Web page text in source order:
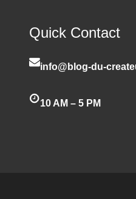
Quick Contact
info@blog-du-
10 AM – 5 PM